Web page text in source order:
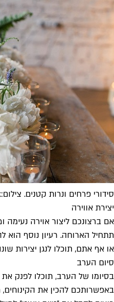
סידורי פרחים ונרות קטנים. צילום:Shutterstock
יצירת אווירה
אם ברצונכם ליצור אוירה נעימה
תתחיל הארוחה. רעיון נוסף הוא
או אף אתם, תוכלו לנגן יצירות
סיום הערב
בסיומו של הערב, תוכלו לפנק את
באפשרותכם להכין את הקינוחים,